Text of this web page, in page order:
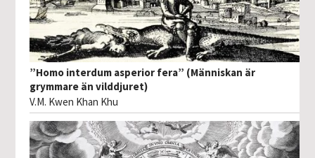
”Homo interdum asperior fera” (Människan är
grymmare än vilddjuret)
V.M. Kwen Khan Khu